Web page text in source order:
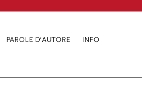
PAROLE D’AUTORE INFO